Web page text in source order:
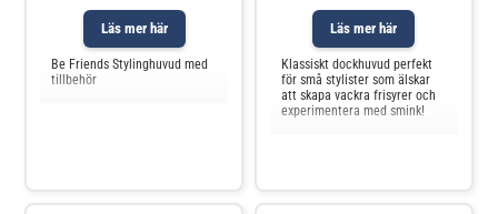
Läs mer här
Be Friends Stylinghuvud med
tillbehör
Läs mer här
Klassiskt dockhuvud perfekt
för små stylister som älskar
att skapa vackra frisyrer och
experimentera med smink!